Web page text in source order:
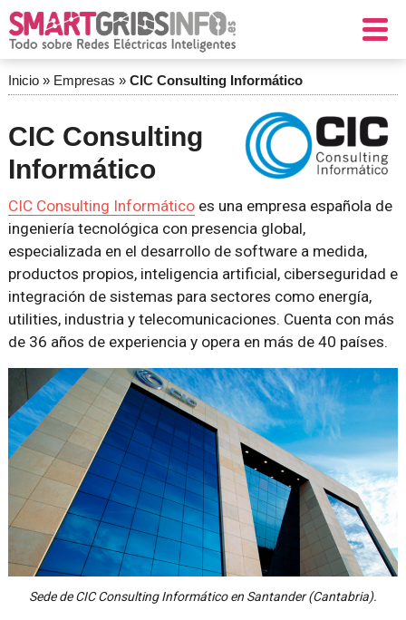
Inicio» Empresas » CIC Consulting Informático
CIC Consulting
Informático
CIC Consulting Informáticoes una empresa española de
ingeniería tecnológica con presencia global,
especializada en el desarrollo de software a medida,
productos propios, inteligencia artificial, ciberseguridad e
integración de sistemas para sectores como energía,
utilities, industria y telecomunicaciones. Cuenta con más
de 36 años de experiencia y opera en más de 40 países.
Sede de CIC Consulting Informático en Santander (Cantabria).